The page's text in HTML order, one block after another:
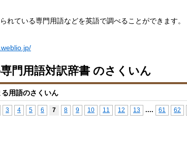
れている専門用語などを英語で調べることができます。
門用語対訳辞書 のさくいん
る用語のさくいん
3 4 5 6 7 8 9 10 11 12 13 .... 61 62